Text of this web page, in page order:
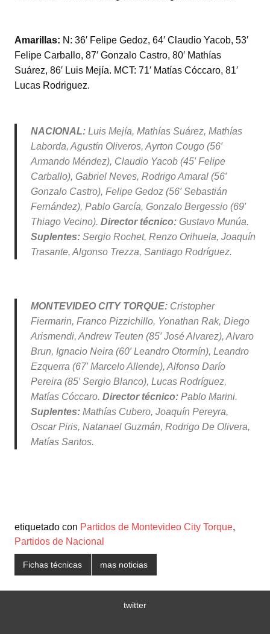
Amarillas: N: 36′ Felipe Gedoz, 64′ Claudio Yacob, 53′
Felipe Carballo, 87′ Gonzalo Castro, 80′ Mathías
Suárez, 86′ Luis Mejía. MCT: 71′ Matías Cóccaro, 81′
Lucas Rodriguez.
NACIONAL:Luis Mejía, Mathías Suárez, Mathías
Laborda, Agustín Oliveros, Ayrton Cougo (56′
Armando Méndez), Claudio Yacob (45′ Felipe
Carballo), Gabriel Neves, Rodrigo Amaral (56′
Gonzalo Castro), Felipe Gedoz (56′ Sebastián
Fernández), Pablo García, Gonzalo Bergessio (69′
Thiago Vecino). Director técnico:Gustavo Munúa.
Suplentes:Sergio Rochet, Renzo Orihuela, Joaquín
Trasante, Algonso Trezza, Santiago Rodríguez.
MONTEVIDEO CITY TORQUE:Cristopher
Fiermarin, Franco Pizzichillo, Yonathan Rak, Diego
Arismendi, Andrew Teuten (85′ José Alvarez), Alvaro
Brun, Ignacio Neira (60′ Leandro Otormín), Leandro
Ezquerra (67′ Marcelo Allende), Alfonso Darío
Pereira (85′ Sergio Blanco), Lucas Rodríguez,
Matías Cóccaro. Director técnico:Pablo Marini.
Suplentes:Mathías Cubero, Joaquín Pereyra,
Oscar Piris, Natanael Guzmán, Rodrigo De Olivera,
Matías Santos.
etiquetado con Partidos de Montevideo City Torque,
Partidos de Nacional
Fichas técnicas mas noticias
twitter